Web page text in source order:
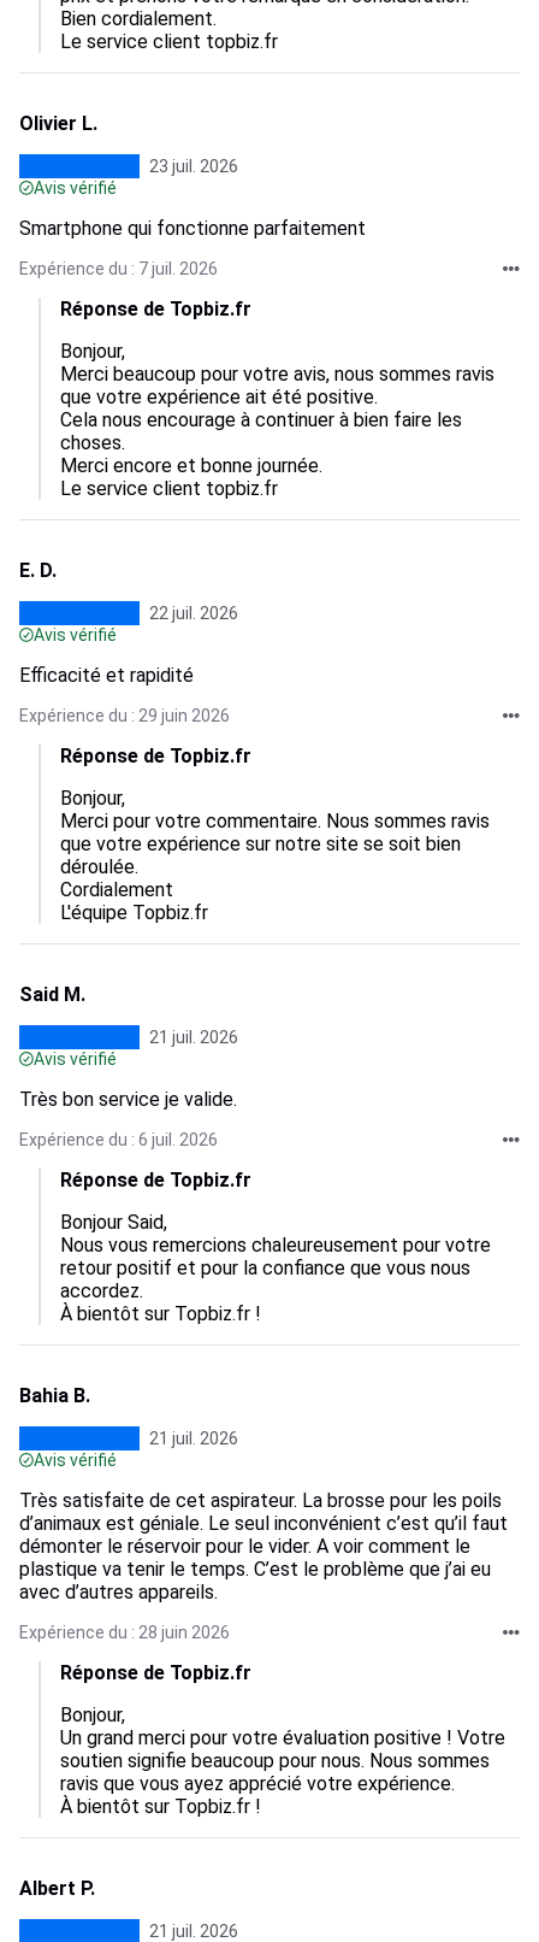
Bien cordialement.
Le service client topbiz.fr
Olivier L.
23 juil. 2026
Avis vérifié
Smartphone qui fonctionne parfaitement
Expérience du : 7 juil. 2026
Réponse de Topbiz.fr
Bonjour,
Merci beaucoup pour votre avis, nous sommes ravis
que votre expérience ait été positive.
Cela nous encourage à continuer à bien faire les
choses.
Merci encore et bonne journée.
Le service client topbiz.fr
E. D.
22 juil. 2026
Avis vérifié
Efficacité et rapidité
Expérience du : 29 juin 2026
Réponse de Topbiz.fr
Bonjour,
Merci pour votre commentaire. Nous sommes ravis
que votre expérience sur notre site se soit bien
déroulée.
Cordialement
L'équipe Topbiz.fr
Said M.
21 juil. 2026
Avis vérifié
Très bon service je valide.
Expérience du : 6 juil. 2026
Réponse de Topbiz.fr
Bonjour Said,
Nous vous remercions chaleureusement pour votre
retour positif et pour la confiance que vous nous
accordez.
À bientôt sur Topbiz.fr !
Bahia B.
21 juil. 2026
Avis vérifié
Très satisfaite de cet aspirateur. La brosse pour les poils
d’animaux est géniale. Le seul inconvénient c’est qu’il faut
démonter le réservoir pour le vider. A voir comment le
plastique va tenir le temps. C’est le problème que j’ai eu
avec d’autres appareils.
Expérience du : 28 juin 2026
Réponse de Topbiz.fr
Bonjour,
Un grand merci pour votre évaluation positive ! Votre
soutien signifie beaucoup pour nous. Nous sommes
ravis que vous ayez apprécié votre expérience.
À bientôt sur Topbiz.fr !
Albert P.
21 juil. 2026